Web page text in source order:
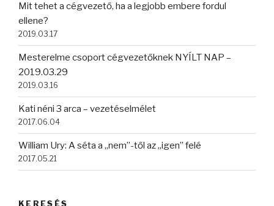
Mit tehet a cégvezető, ha a legjobb embere fordul
ellene?
2019.03.17
Mesterelme csoport cégvezetőknek NYÍLT NAP –
2019.03.29
2019.03.16
Kati néni 3 arca – vezetéselmélet
2017.06.04
William Ury: A séta a „nem”-től az „igen” felé
2017.05.21
KERESÉS